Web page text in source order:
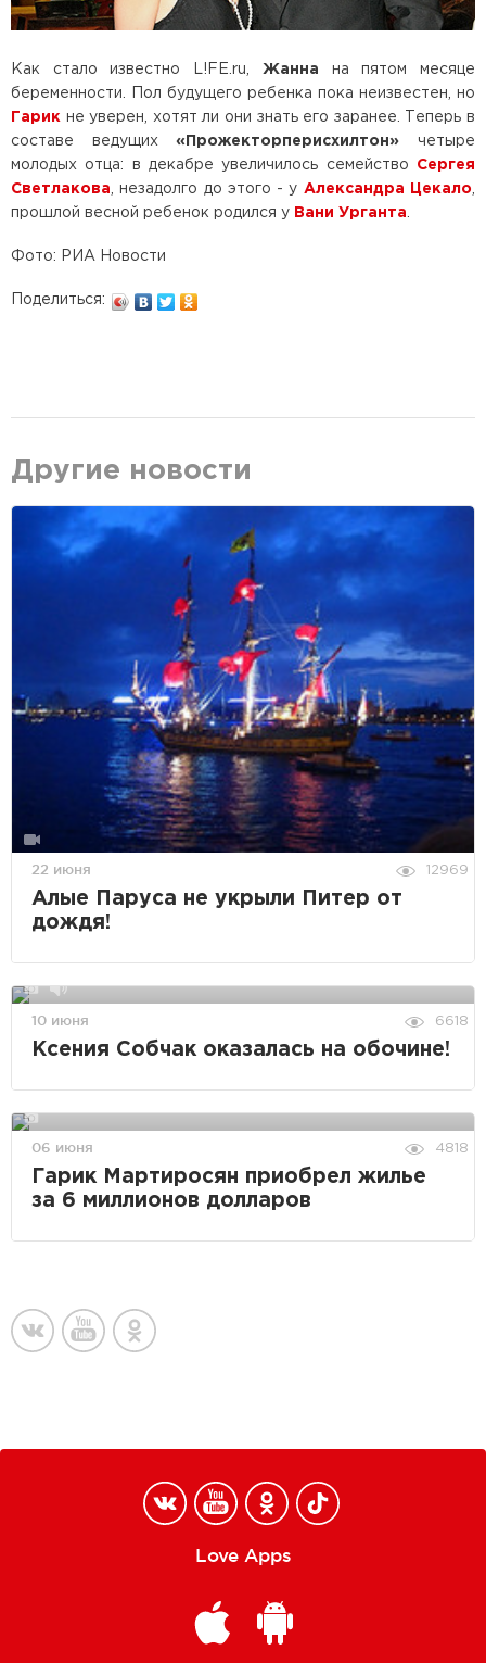
Как стало известно L!FE.ru, Жанна на пятом месяце
беременности. Пол будущего ребенка пока неизвестен, но
Гарик не уверен, хотят ли они знать его заранее. Теперь в
составе ведущих«Прожекторперисхилтон» четыре
молодых отца: в декабре увеличилось семейство Сергея
Светлакова , незадолго до этого - у Александра Цекало
прошлой весной ребенок родился у Вани Урганта
Фото: РИА Новости
Поделиться:
Другие новости
22 июня 12969
Алые Паруса не укрыли Питер от
дождя!
10 июня 6618
Ксения Собчак оказалась на обочине!
06 июня 4818
Гарик Мартиросян приобрел жилье
за 6 миллионов долларов
Love Apps